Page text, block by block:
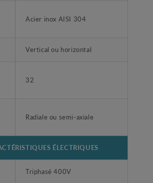
Acier inox AISI 304
Vertical ou horizontal
32
Radiale ou semi-axiale
ÉLECTRIQUES
Triphasé 400V